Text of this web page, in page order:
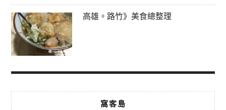
高雄。路竹》美食總整理
窩客島